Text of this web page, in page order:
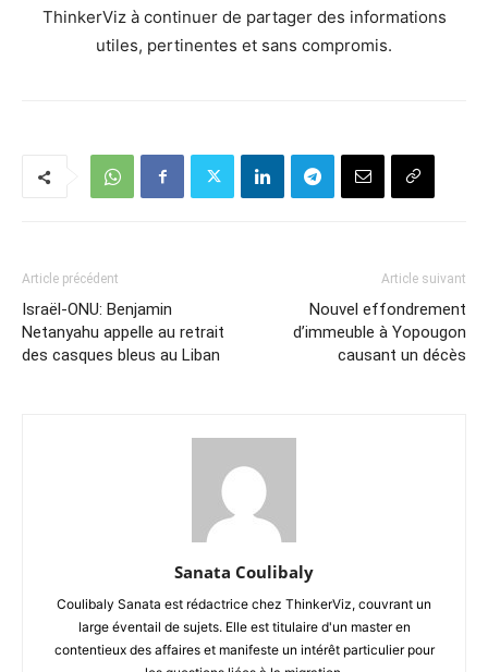
ThinkerViz à continuer de partager des informations
utiles, pertinentes et sans compromis.
Article précédent
Israël-ONU: Benjamin
Netanyahu appelle au retrait
des casques bleus au Liban
Article suivant
Nouvel effondrement
d’immeuble à Yopougon
causant un décès
Sanata Coulibaly
Coulibaly Sanata est rédactrice chez ThinkerViz, couvrant un
large éventail de sujets. Elle est titulaire d'un master en
contentieux des affaires et manifeste un intérêt particulier pour